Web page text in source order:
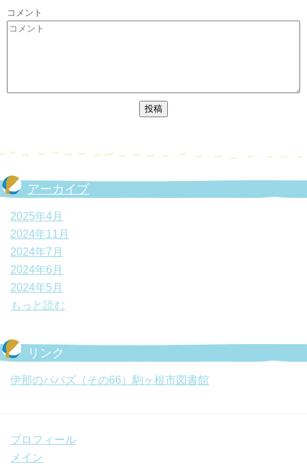
コメント
アーカイブ
2025年4月
2024年11月
2024年7月
2024年6月
2024年5月
もっと読む
リンク
伊那のパパズ（その66）駒ヶ根市図書館
プロフィール
メイン